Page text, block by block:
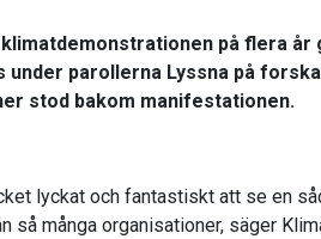
på flera
under parollerna Lyssna på
stod bakom manifestationen.
lyckat och fantastiskt att se en
så många organisationer, säger